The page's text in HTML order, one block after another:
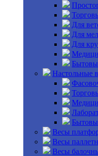
Для
Для
Для
Настольные
Весы
Весы
Весы